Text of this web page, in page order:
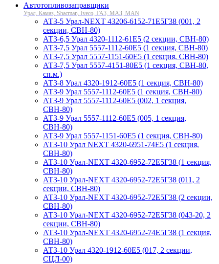
Автотопливозаправщики
Урал, Камаз, Shacman, Iveco, ГАЗ, МАЗ, MAN
АТЗ-5 Урал-NEXT 43206-6152-71Е5Г38 (001, 2
секции, СВН-80)
АТЗ-6,5 Урал 4320-1112-61Е5 (2 секции, СВН-80)
АТЗ-7,5 Урал 5557-1112-60Е5 (1 секция, СВН-80)
АТЗ-7,5 Урал 5557-1151-60Е5 (1 секция, СВН-80)
АТЗ-7,5 Урал 5557-4151-80Е5 (1 секция, СВН-80,
сп.м.)
АТЗ-8 Урал 4320-1912-60Е5 (1 секция, СВН-80)
АТЗ-9 Урал 5557-1112-60Е5 (1 секция, СВН-80)
АТЗ-9 Урал 5557-1112-60Е5 (002, 1 секция,
СВН-80)
АТЗ-9 Урал 5557-1112-60Е5 (005, 1 секция,
СВН-80)
АТЗ-9 Урал 5557-1151-60Е5 (1 секция, СВН-80)
АТЗ-10 Урал NEXT 4320-6951-74Е5 (1 секция,
СВН-80)
АТЗ-10 Урал-NEXT 4320-6952-72Е5Г38 (1 секция,
СВН-80)
АТЗ-10 Урал-NEXT 4320-6952-72Е5Г38 (011, 2
секции, СВН-80)
АТЗ-10 Урал-NEXT 4320-6952-72Е5Г38 (2 секции,
СВН-80)
АТЗ-10 Урал-NEXT 4320-6952-72Е5Г38 (043-20, 2
секции, СВН-80)
АТЗ-10 Урал-NEXT 4320-6952-74Е5Г38 (1 секция,
СВН-80)
АТЗ-10 Урал 4320-1912-60Е5 (017, 2 секции,
СЦЛ-00)